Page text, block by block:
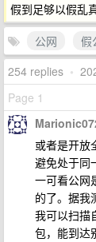
假到足够以假乱
公网
假
254 replies •
Page 1
或者是开放
避免处于同
一可看公网
的了。据我
我可以扫描
包，能到达